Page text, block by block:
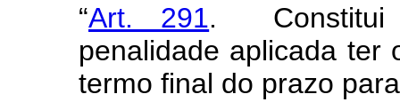
“Art. 291. Constitui
penalidade aplicada ter
termo final do prazo